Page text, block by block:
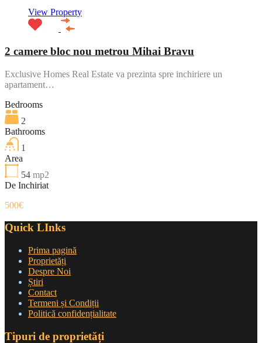
View Property
2 camere bloc nou metrou Mihai Bravu
Exclusive Homes Real Estate va prezinta spre inchiriere un
apartament…
Bedrooms
2
Bathrooms
1
Area
54 mp2
De Inchiriat
500€
Quick LInks
Prima pagină
Proprietăți
Despre Noi
Știri
Contact
Termeni și Condiții
Politică confidențialitate
Tipuri de proprietăți